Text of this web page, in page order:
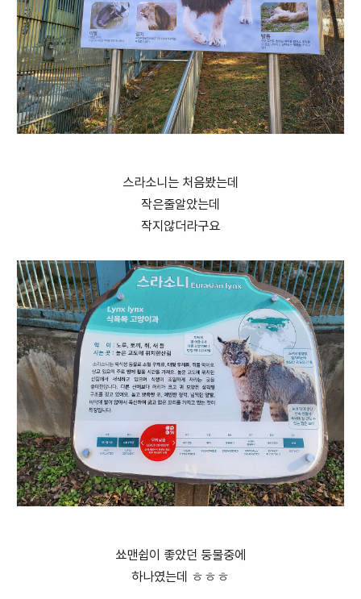
스라소니는 처음봤는데
작은줄알았는데
작지않더라구요
쑈맨쉽이 좋았던 둥물중에
하나였는데 ㅎㅎㅎ